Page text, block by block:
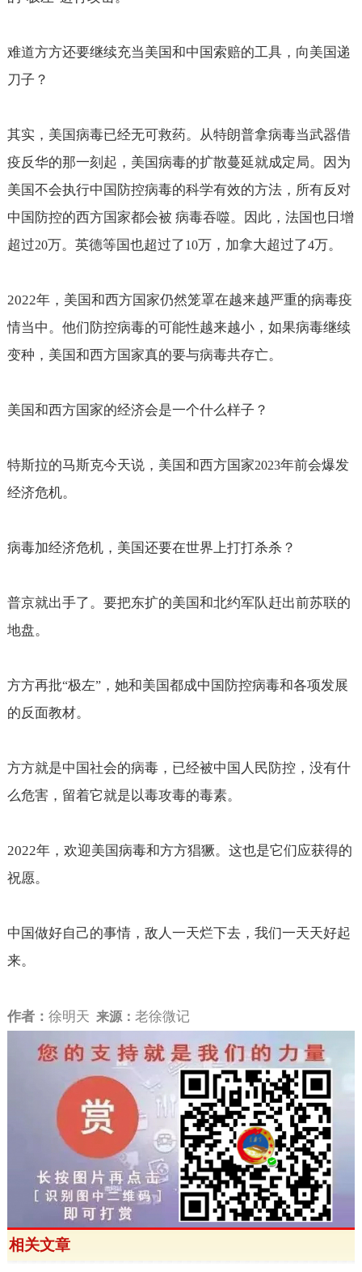
难道方方还要继续充当美国和中国索赔的工具，向美国递
刀子？
其实，美国病毒已经无可救药。从特朗普拿病毒当武器借
疫反华的那一刻起，美国病毒的扩散蔓延就成定局。因为
美国不会执行中国防控病毒的科学有效的方法，所有反对
中国防控的西方国家都会被 病毒吞噬。因此，法国也日增
超过20万。英德等国也超过了10万，加拿大超过了4万。
2022年，美国和西方国家仍然笼罩在越来越严重的病毒疫
情当中。他们防控病毒的可能性越来越小，如果病毒继续
变种，美国和西方国家真的要与病毒共存亡。
美国和西方国家的经济会是一个什么样子？
特斯拉的马斯克今天说，美国和西方国家2023年前会爆发
经济危机。
病毒加经济危机，美国还要在世界上打打杀杀？
普京就出手了。要把东扩的美国和北约军队赶出前苏联的
地盘。
方方再批“极左”，她和美国都成中国防控病毒和各项发展
的反面教材。
方方就是中国社会的病毒，已经被中国人民防控，没有什
么危害，留着它就是以毒攻毒的毒素。
2022年，欢迎美国病毒和方方猖獗。这也是它们应获得的
祝愿。
中国做好自己的事情，敌人一天烂下去，我们一天天好起
来。
作者： 徐明天 来源： 老徐微记
相关文章